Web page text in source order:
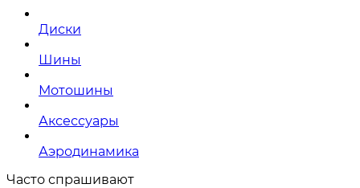
Диски
Шины
Мотошины
Аксессуары
Аэродинамика
Часто спрашивают